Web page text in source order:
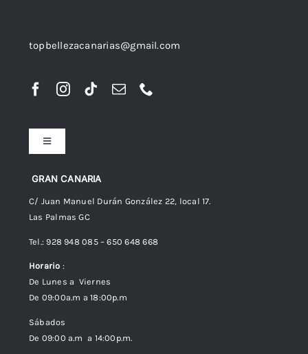
topbellezacanarias@gmail.com
GRAN CANARIA
C/ Juan Manuel Durán González 22, local 17.
Las Palmas GC
Tel.: 928 948 085 – 650 648 668
Horario :
De Lunes a Viernes
De 09:00a.m a 18:00p.m
Sábados
De 09:00 a.m a 14:00p.m.
Toggle
Navigation
Preguntas frecuentes
Envíos
Política de Privacidad